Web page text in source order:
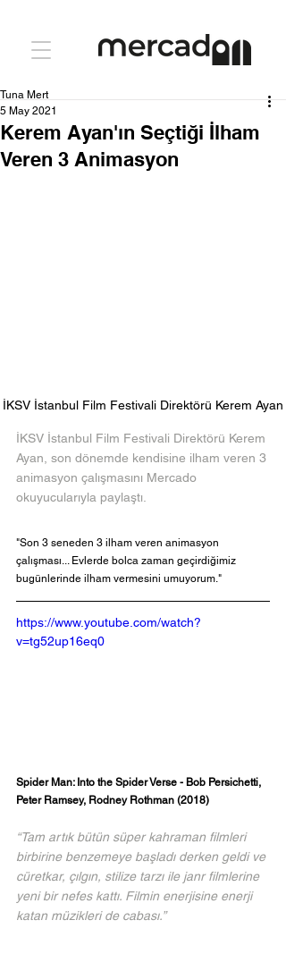
Kerem Ayan'ın Seçtiği İlham
Veren 3 Animasyon
Tuna Mert
5 May 2021
İKSV İstanbul Film Festivali Direktörü Kerem Ayan
İKSV İstanbul Film Festivali Direktörü Kerem
Ayan, son dönemde kendisine ilham veren 3
animasyon çalışmasını Mercado
okuyucularıyla paylaştı.
"Son 3 seneden 3 ilham veren animasyon
çalışması... Evlerde bolca zaman geçirdiğimiz
bugünlerinde ilham vermesini umuyorum."
https://www.youtube.com/watch?
v=tg52up16eq0
Spider Man: Into the Spider Verse - Bob Persichetti,
Peter Ramsey, Rodney Rothman (2018)
“Tam artık bütün süper kahraman filmleri
birbirine benzemeye başladı derken geldi ve
cüretkar, çılgın, stilize tarzı ile janr filmlerine
yeni bir nefes kattı. Filmin enerjisine enerji
katan müzikleri de cabası.”